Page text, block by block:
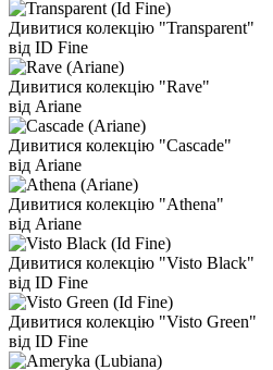
Дивитися колекцію "Transparent"
від ID Fine
Дивитися колекцію "Rave"
від Ariane
Дивитися колекцію "Cascade"
від Ariane
Дивитися колекцію "Athena"
від Ariane
Дивитися колекцію "Visto Black"
від ID Fine
Дивитися колекцію "Visto Green"
від ID Fine